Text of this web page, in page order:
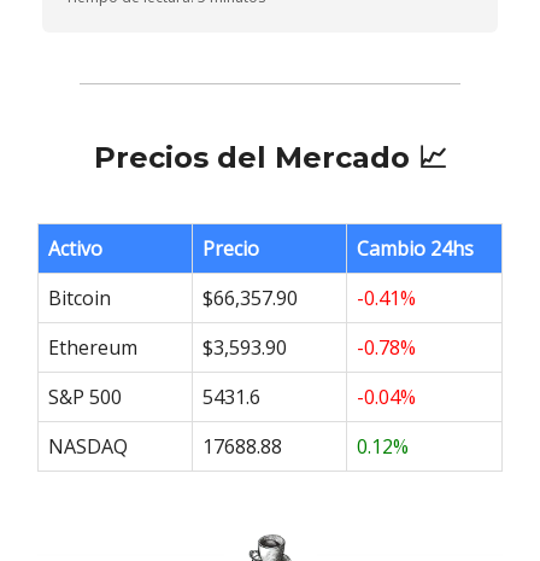
Precios del Mercado 📈
Activo Precio
Cambio 24hs
Bitcoin
$66,357.90
-0.41%
Ethereum
$3,593.90
-0.78%
S&P 500
5431.6
-0.04%
NASDAQ
17688.88 0.12%